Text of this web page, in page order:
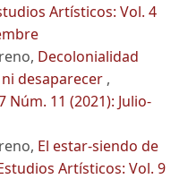
Artísticos: Vol. 4
Decolonialidad
desaparecer ,
Núm. 11 (2021): Julio-
El estar-siendo de
Artísticos: Vol. 9